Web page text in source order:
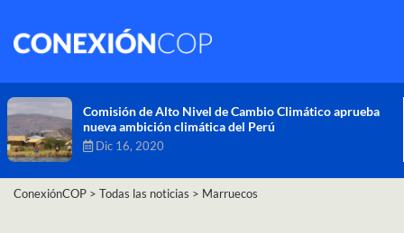
Comisión de Alto Nivel de Cambio Climático aprueba
nueva ambición climática del Perú
Dic 16, 2020
ConexiónCOP > Todas las noticias > Marruecos